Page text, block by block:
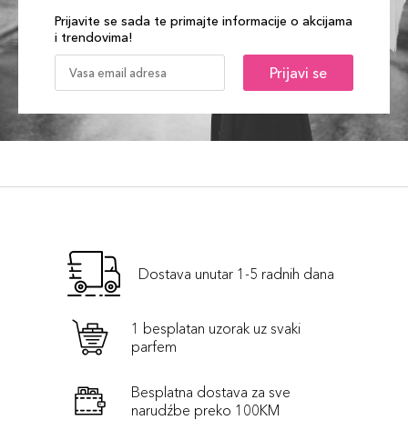
Prijavite se sada te primajte informacije o akcijama
i trendovima!
Prijavi se
Dostava unutar 1-5 radnih dana
1 besplatan uzorak uz svaki
parfem
Besplatna dostava za sve
narudźbe preko 100KM